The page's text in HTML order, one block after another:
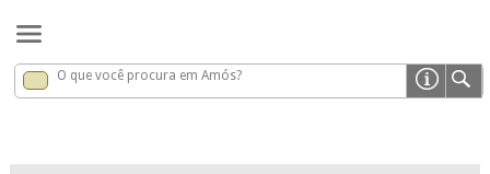
Amós x
O que você procura em Amós?